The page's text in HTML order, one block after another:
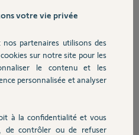
"Matin" sur mon application
0735-3043
fil de discussion
votre vie privée
partenaires utilisons des
sur notre site pour les
le contenu et les
personnalisée et analyser
à la confidentialité et vous
de contrôler ou de refuser